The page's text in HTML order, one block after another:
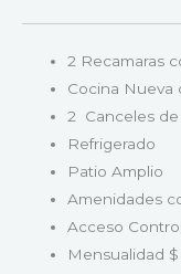
2 Recamaras
Cocina Nueva
2 Canceles
Refrigerado
Patio Amplio
Amenidades
Acceso
Mensualidad